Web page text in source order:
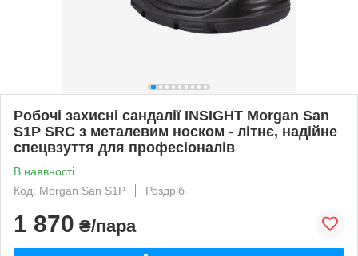
Робочі захисні сандалії INSIGHT Morgan San
S1P SRC з металевим носком - літнє, надійне
спецвзуття для професіоналів
В наявності
Код: Morgan San S1P
Роздріб
1 870 ₴/пара